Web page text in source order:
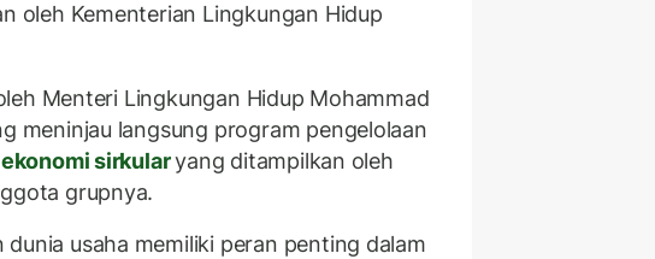
oleh Kementerian Lingkungan Hidup
Menteri Lingkungan Hidup Mohammad
meninjau langsung program pengelolaan
ekonomi sirkularyang ditampilkan oleh
grupnya.
usaha memiliki peran penting dalam